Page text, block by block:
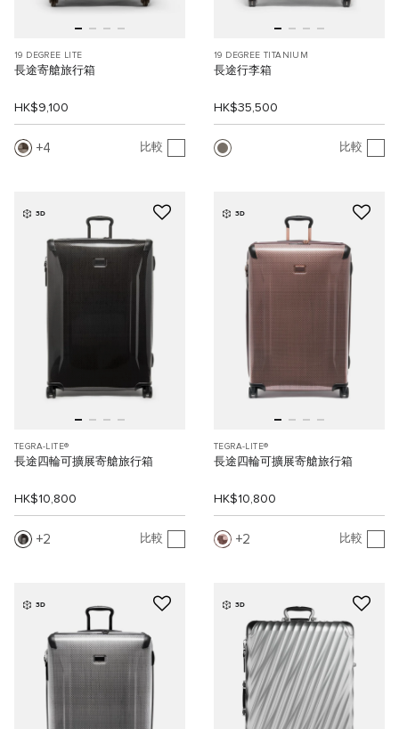
19 DEGREE LITE
長途寄艙旅行箱
HK$9,100
4 比較
19 DEGREE TITANIUM
長途行李箱
HK$35,500
比較
3D
TEGRA-LITE®
長途四輪可擴展寄艙旅行箱
HK$10,800
2 比較
3D
TEGRA-LITE®
長途四輪可擴展寄艙旅行箱
HK$10,800
2 比較
3D 3D